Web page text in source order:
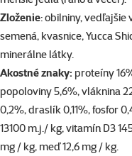
Zloženie: obilniny, vedľajšie
semená, kvasnice, Yucca
minerálne látky.
Akostné znaky: proteíny
popoloviny 5,6%, vláknina
0,2%, draslík 0,11%, fosfor
13100 m.j./ kg, vitamín D3
mg / kg, meď 12,6 mg / kg.